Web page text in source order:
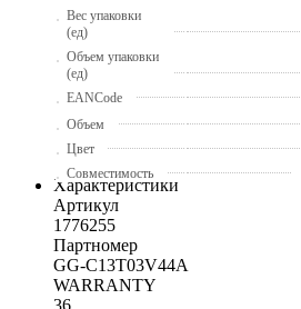
Вес упаковки
(ед)
Объем упаковки
(ед)
EANCode
Объем
Цвет
Совместимость
Характеристики
Артикул
1776255
Партномер
GG-C13T03V44A
WARRANTY
36